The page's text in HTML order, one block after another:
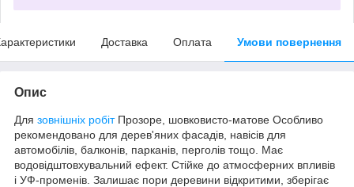
Доставка Оплата Умови повернення
Опис
Для зовнішніх робітПрозоре, шовковисто-матове Особливо
рекомендовано для дерев'яних фасадів, навісів для
автомобілів, балконів, парканів, перголів тощо. Має
водовідштовхувальний ефект. Стійке до атмосферних впливів
і УФ-променів. Залишає пори деревини відкритими, зберігає